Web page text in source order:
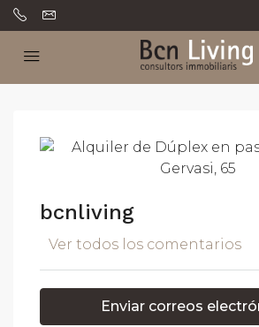
bcnliving
Ver todos los comentarios
Enviar correos